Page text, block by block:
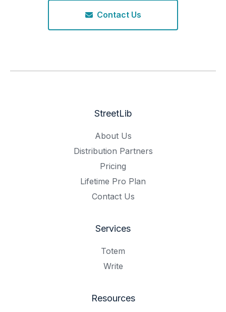
Contact Us
StreetLib
About Us
Distribution Partners
Pricing
Lifetime Pro Plan
Contact Us
Services
Totem
Write
Resources